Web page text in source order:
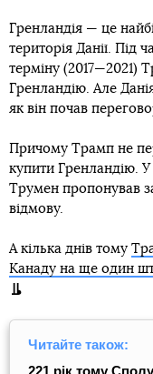
Гренландія — це
територія Данії. Під
терміну (2017—2021)
Гренландію. Але
як він почав
Причому Трамп не
купити Гренландію.
Трумен пропонував
відмову.
А кілька днів тому
Канаду на ще один
Читайте також:
221 рік тому